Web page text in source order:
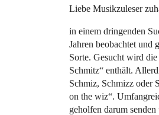
Liebe Musikzuleser
in einem dringenden
Jahren beobachtet und
Sorte. Gesucht wird
Schmitz“ enthält.
Schmiz, Schmizz oder
on the wiz“.
geholfen darum